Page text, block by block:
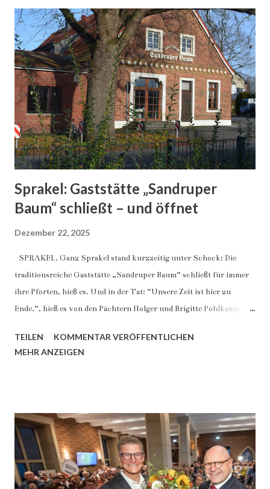
Sprakel: Gaststätte „Sandruper
Baum“ schließt – und öffnet
Dezember 22, 2025
SPRAKEL. Ganz Sprakel stand kurzzeitig unter Schock: Die
traditionsreiche Gaststätte „Sandruper Baum“ schließt für immer
ihre Pforten, hieß es. Und in der Tat: “Unsere Zeit ist hier zu
Ende.“, hieß es von den Pächtern Holger und Brigitte Pohlkamp in
erfolgreichen Jahren heißt es nun Abschied nehmen.“ Mit einem
Hochzeitsfeiern, liebevolle Geburtstage, feuchtfröhliche
Vereinsveranstaltungen und so viele besondere Momente
miterleben.“ Jede einzelne davon bliebe in bester Erinnerung. Und
so schließt der Post: “Danke für siebzehn Jahre voller
TEILEN
KOMMENTAR VERÖFFENTLICHEN
MEHR ANZEIGEN